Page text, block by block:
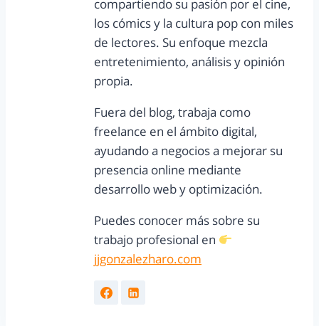
compartiendo su pasión por el cine,
los cómics y la cultura pop con miles
de lectores. Su enfoque mezcla
entretenimiento, análisis y opinión
propia.
Fuera del blog, trabaja como
freelance en el ámbito digital,
ayudando a negocios a mejorar su
presencia online mediante
desarrollo web y optimización.
Puedes conocer más sobre su
trabajo profesional en
jjgonzalezharo.com